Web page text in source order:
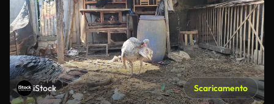
iStock Scaricamento